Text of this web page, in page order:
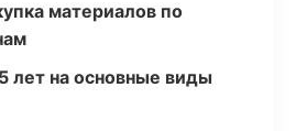
материалов по
лет на основные виды